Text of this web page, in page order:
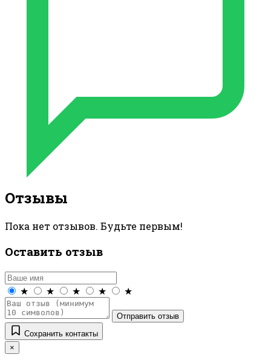
Отзывы
Пока нет отзывов. Будьте первым!
Оставить отзыв
★ ★ ★ ★ ★
Отправить отзыв
Сохранить контакты
×